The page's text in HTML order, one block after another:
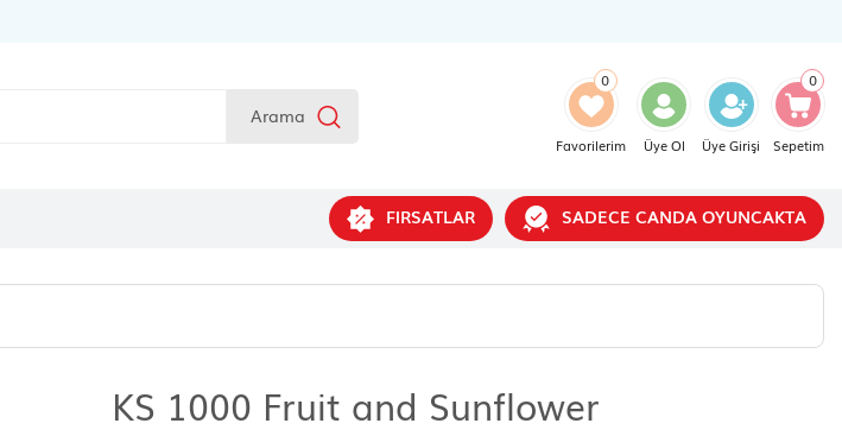
Arama
0
Favorilerim Üye Ol Üye Girişi
0
Sepetim
FIRSATLAR SADECE CANDA OYUNCAKTA
KS 1000 Fruit and Sunflower